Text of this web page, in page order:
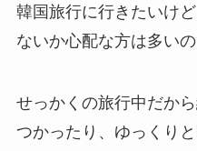
韓国旅行に行きたいけ
ないか心配な方は多い
せっかくの旅行中だか
つかったり、ゆっくり